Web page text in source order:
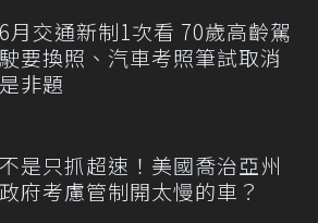
6月交通新制1次看 70歲高齡駕
駛要換照、汽車考照筆試取消
是非題
不是只抓超速！美國喬治亞州
政府考慮管制開太慢的車？